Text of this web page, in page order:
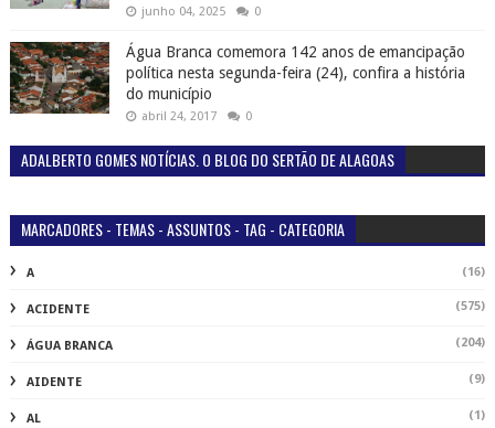
junho 04, 2025 0
Água Branca comemora 142 anos de emancipação
política nesta segunda-feira (24), confira a história
do município
abril 24, 2017 0
ADALBERTO GOMES NOTÍCIAS. O BLOG DO SERTÃO DE ALAGOAS
MARCADORES - TEMAS - ASSUNTOS - TAG - CATEGORIA
A (16)
ACIDENTE (575)
ÁGUA BRANCA (204)
AIDENTE (9)
AL (1)